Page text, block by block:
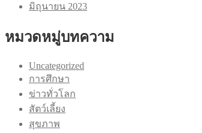
มิถุนายน 2023
หมวดหมู่บทความ
Uncategorized
การศึกษา
ข่าวทั่วโลก
สัตว์เลี้ยง
สุขภาพ